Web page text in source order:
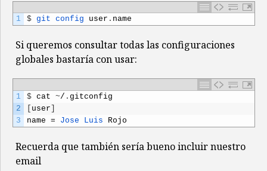
1 $ git config user . name
Si queremos consultar todas las configuraciones
globales bastaría con usar:
1
2
3
$ cat ~/ . gitconfig
[ user]
name = Jose Luis Rojo
Recuerda que también sería bueno incluir nuestro
email